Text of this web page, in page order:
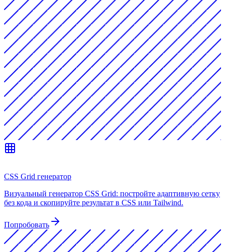
CSS Grid генератор
Визуальный генератор CSS Grid: постройте адаптивную сетку
без кода и скопируйте результат в CSS или Tailwind.
Попробовать